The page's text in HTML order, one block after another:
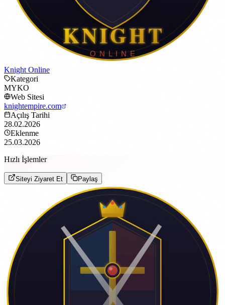
Knight Online
Kategori
MYKO
Web Sitesi
knightempire.com
Açılış Tarihi
28.02.2026
Eklenme
25.03.2026
Hızlı İşlemler
Siteyi Ziyaret Et Paylaş